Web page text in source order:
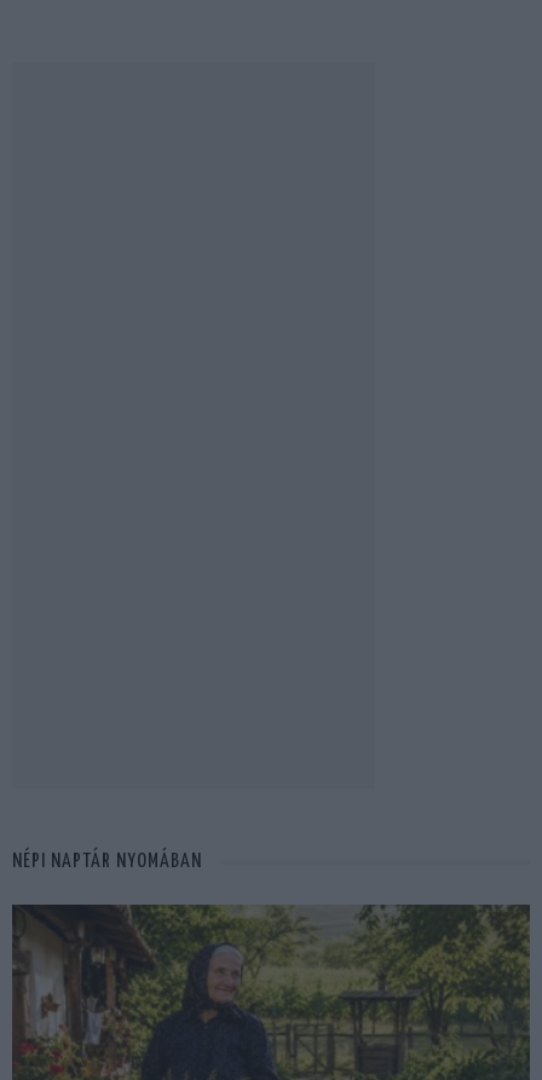
NÉPI NAPTÁR NYOMÁBAN